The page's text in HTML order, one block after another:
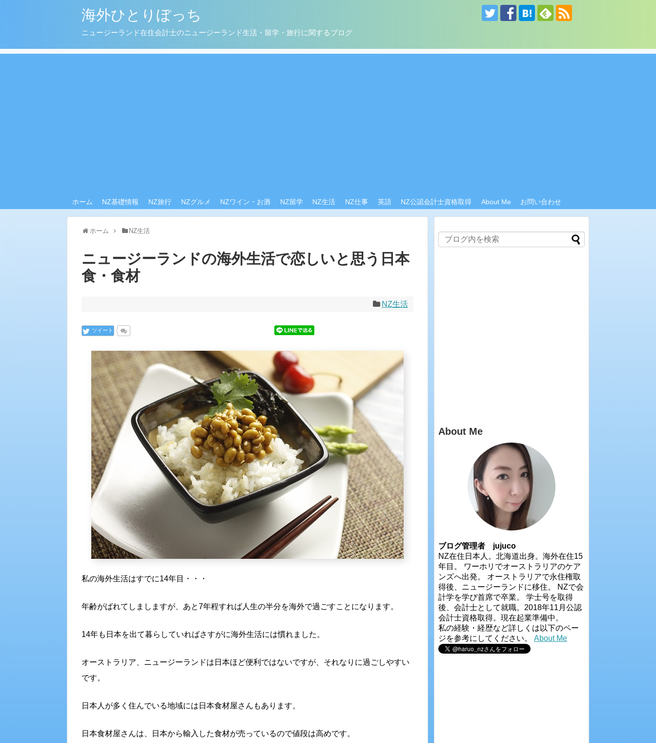
海外ひとりぼっち
ニュージーランド在住会計士のニュージーランド生活・留学・旅行に関するブログ
ホーム NZ基礎情報 NZ旅行 NZグルメ NZワイン・お酒 NZ留学 NZ生活 NZ仕事 英語 NZ公認会計士資格取得 About Me お問い合わせ
ホーム NZ生活
ニュージーランドの海外生活で恋しいと思う日本
食・食材
NZ生活
ツイート
私の海外生活はすでに14年目・・・
年齢がばれてしましますが、あと7年程すれば人生の半分を海外で過ごすことになります。
14年も日本を出て暮らしていればさすがに海外生活には慣れました。
オーストラリア、ニュージーランドは日本ほど便利ではないですが、それなりに過ごしやすい
です。
日本人が多く住んでいる地域には日本食材屋さんもあります。
日本食材屋さんは、日本から輸入した食材が売っているので値段は高めです。
About Me
ブログ管理者 jujuco
NZ在住日本人。北海道出身。海外在住15
年目。 ワーホリでオーストラリアのケア
ンズへ出発。 オーストラリアで永住権取
得後、ニュージーランドに移住。 NZで会
計学を学び首席で卒業。 学士号を取得
後、会計士として就職。2018年11月公認
会計士資格取得。現在起業準備中。
私の経験・経歴など詳しくは以下のペー
ジを参考にしてください。 About Me